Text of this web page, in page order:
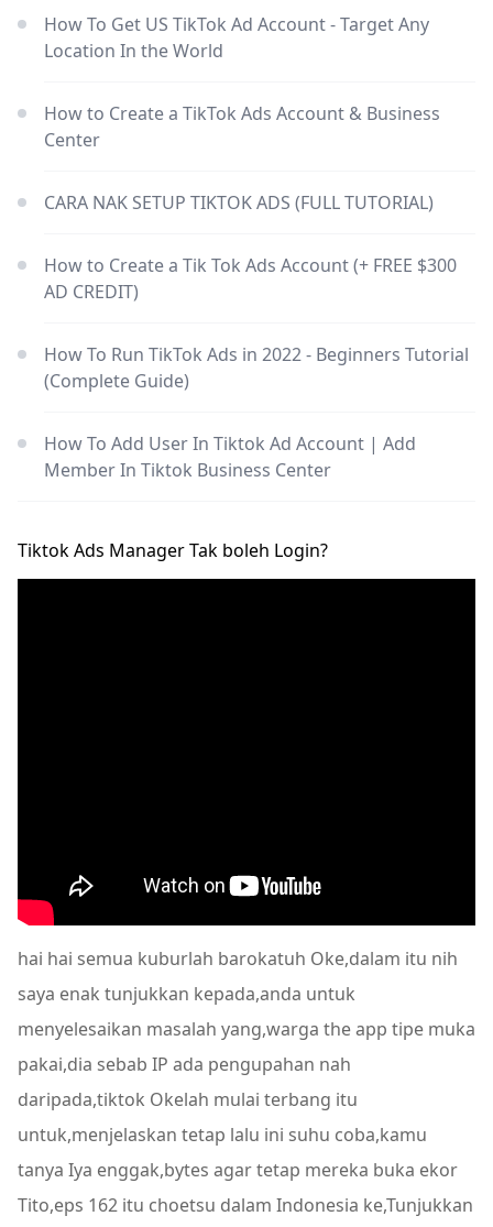
How To Get US TikTok Ad Account - Target Any
Location In the World
How to Create a TikTok Ads Account & Business
Center
CARA NAK SETUP TIKTOK ADS (FULL TUTORIAL)
How to Create a Tik Tok Ads Account (+ FREE $300
AD CREDIT)
How To Run TikTok Ads in 2022 - Beginners Tutorial
(Complete Guide)
How To Add User In Tiktok Ad Account | Add
Member In Tiktok Business Center
Tiktok Ads Manager Tak boleh Login?
hai hai semua kuburlah barokatuh Oke,dalam itu nih
saya enak tunjukkan kepada,anda untuk
menyelesaikan masalah yang,warga the app tipe muka
pakai,dia sebab IP ada pengupahan nah
daripada,tiktok Okelah mulai terbang itu
untuk,menjelaskan tetap lalu ini suhu coba,kamu
tanya Iya enggak,bytes agar tetap mereka buka ekor
Tito,eps 162 itu choetsu dalam Indonesia ke,Tunjukkan